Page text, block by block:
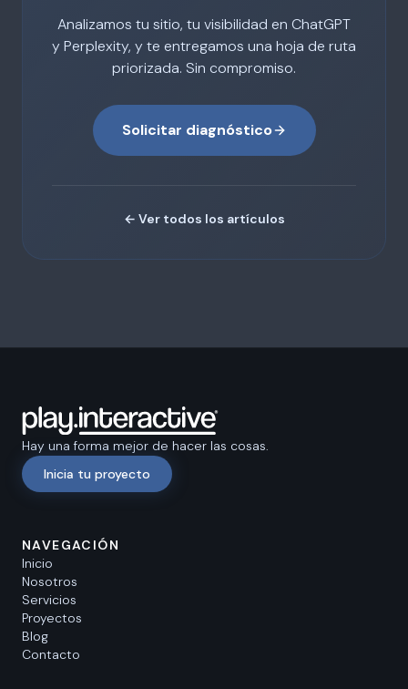
Analizamos tu sitio, tu visibilidad en ChatGPT
y Perplexity, y te entregamos una hoja de ruta
priorizada. Sin compromiso.
Solicitar diagnóstico
← Ver todos los artículos
Hay una forma mejor de hacer las cosas.
Inicia tu proyecto
NAVEGACIÓN
Inicio
Nosotros
Servicios
Proyectos
Blog
Contacto